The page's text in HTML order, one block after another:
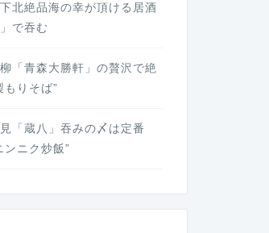
北絶品海の幸が頂ける居酒
で吞む
「青森大勝軒」の贅沢で絶
もりそば”
「蔵八」吞みの〆は定番
ンニク炒飯”